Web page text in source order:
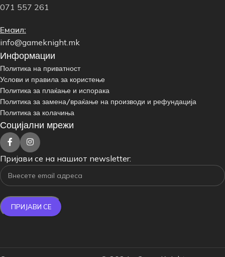
071 557 261
Емаил:
info@gameknight.mk
Информации
Политика на приватност
Услови и правила за користење
Политика за плаќање и испорака
Политика за замена/враќање на производи и рефундација
Политика за колачиња
Социјални мрежи
Пријави се на нашиот newsletter: